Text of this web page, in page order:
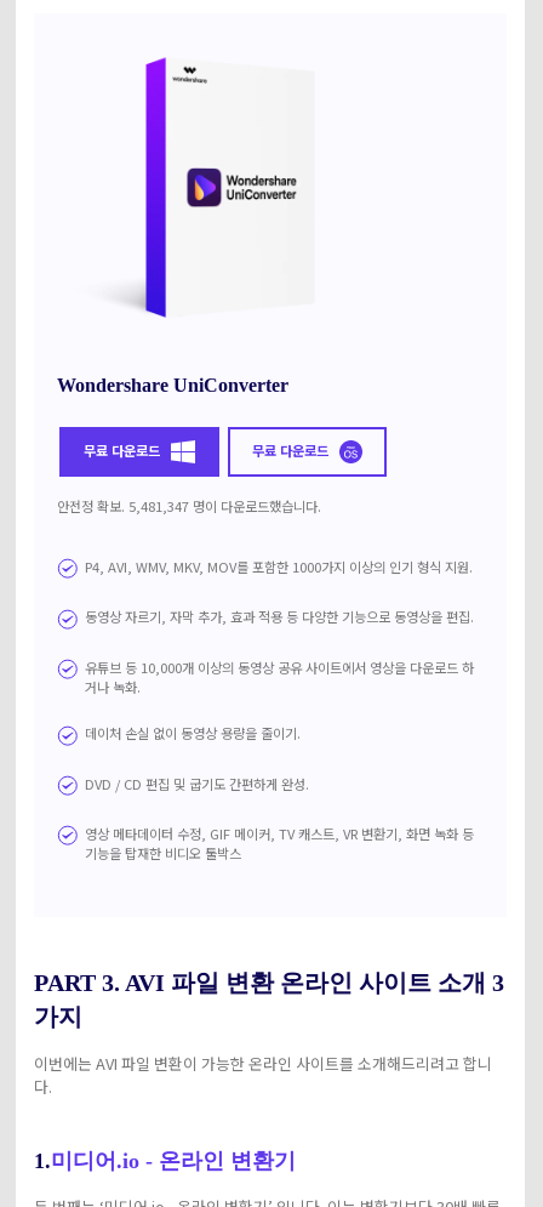
Wondershare UniConverter
무료 다운로드 무료 다운로드
안전정 확보. 5,481,347 명이 다운로드했습니다.
P4, AVI, WMV, MKV, MOV를 포함한 1000가지 이상의 인기 형식 지원.
동영상 자르기, 자막 추가, 효과 적용 등 다양한 기능으로 동영상을 편집.
유튜브 등 10,000개 이상의 동영상 공유 사이트에서 영상을 다운로드 하
거나 녹화.
데이처 손실 없이 동영상 용량을 줄이기.
DVD / CD 편집 및 굽기도 간편하게 완성.
영상 메타데이터 수정, GIF 메이커, TV 캐스트, VR 변환기, 화면 녹화 등
기능을 탑재한 비디오 툴박스
PART 3. AVI 파일 변환 온라인 사이트 소개 3
가지
이번에는 AVI 파일 변환이 가능한 온라인 사이트를 소개해드리려고 합니
다.
1.미디어.io - 온라인 변환기